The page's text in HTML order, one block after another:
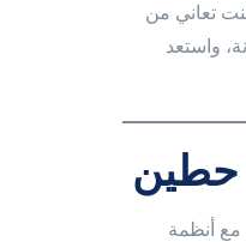
تعاني من
واستعد
حطين
مع أنظمة